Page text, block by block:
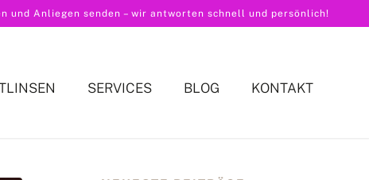
und Anliegen senden – wir antworten schnell und persönlich!
SERVICES BLOG KONTAKT